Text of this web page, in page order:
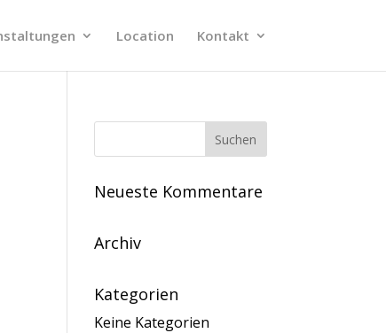
Location Kontakt
Neueste Kommentare
Archiv
Kategorien
Keine Kategorien